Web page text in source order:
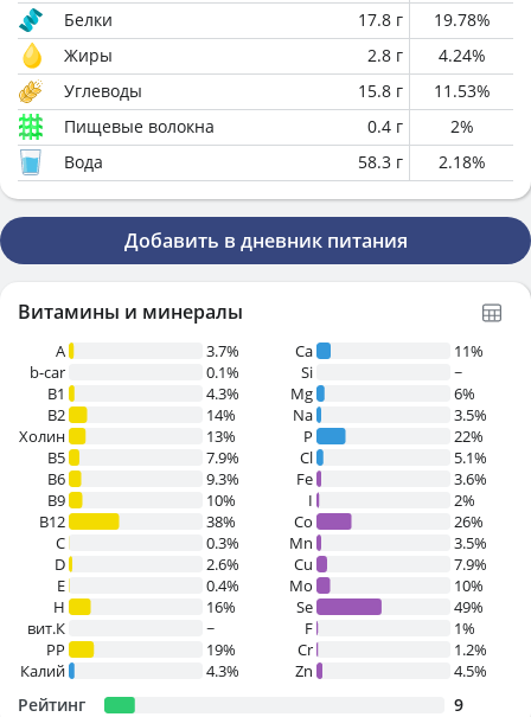
Белки
17.8 г 19.78%
Жиры
2.8 г 4.24%
Углеводы
15.8 г 11.53%
Пищевые волокна
0.4 г 2%
Вода
58.3 г 2.18%
Добавить в дневник питания
Витамины и минералы
A
3.7%
b-car
0.1%
В1
4.3%
B2
14%
Холин
13%
B5
7.9%
B6
9.3%
B9
10%
B12
38%
C
0.3%
D
2.6%
E
0.4%
H
16%
вит.К
~
PP
19%
Калий
4.3%
Ca
11%
Si
~
Mg
6%
Na
3.5%
P
22%
Cl
5.1%
Fe
3.6%
I
2%
Co
26%
Mn
3.5%
Cu
7.9%
Mo
10%
Se
49%
F
1%
Cr
1.2%
Zn
4.5%
Рейтинг 9